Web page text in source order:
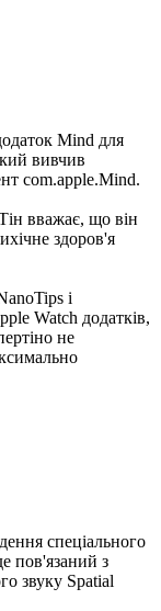
Mind для
вивчив
com.apple.Mind.
вважає, що він
здоров'я
і
Watch додатків,
не
спеціального
пов'язаний з
звуку Spatial